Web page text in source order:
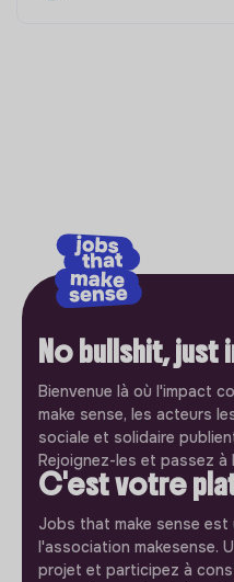
No bullshit, just
Bienvenue là où l'impact
make sense, les acteurs
sociale et solidaire
Rejoignez-les et passez à
C'est votre
Jobs that make sense
l'association makesense.
projet et participez à